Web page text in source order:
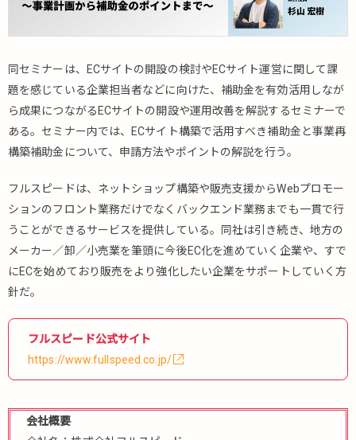
同セミナーは、ECサイトの開設の検討やECサイト運営に関して課
題を感じている企業担当者などに向けた、補助金を有効活用しなが
ら成果につながるECサイトの開設や運用改善を解説するセミナーで
ある。セミナー内では、ECサイト構築で活用すべき補助金と事業再
構築補助金について、申請方法やポイントの解説を行う。
フルスピードは、ネットショップ構築や販売支援からWebプロモー
ションのフロント業務だけでなくバックエンド業務までも一貫で行
うことができるサービスを提供している。同社は引き続き、地方の
メーカー／卸／小売業を筆頭に今後EC化を進めていく企業や、すで
にECを始めており販売をより強化したい企業をサポートしていく方
針だ。
フルスピード公式サイト
https://www.fullspeed.co.jp/
会社概要